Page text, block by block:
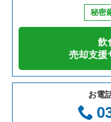
カフェの居抜き売却物件
テイクアウトの居抜き
お弁当・惣菜・デリの
愛知県の飲食店の居抜
岐阜県の飲食店の居抜
三重県の飲食店の居抜
大阪市福島区の飲食店
豊中市の飲食店の居抜
大阪市都島区の飲食店
大阪府の焼肉の居抜き
大阪府の鉄板焼き・お
大阪府のアジア料理の
渡辺橋駅の和食の居抜
秘密
飲
売却支援
お電